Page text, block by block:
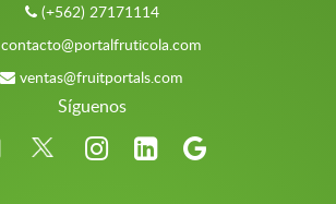
(+562) 27171114
contacto@portalfruticola.com
ventas@fruitportals.com
Síguenos